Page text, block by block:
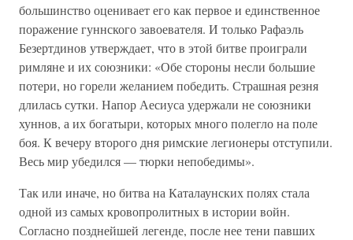
большинство оценивает его как первое и единственное
поражение гуннского завоевателя. И только Рафаэль
Безертдинов утверждает, что в этой битве проиграли
римляне и их союзники: «Обе стороны несли большие
потери, но горели желанием победить. Страшная резня
длилась сутки. Напор Аесиуса удержали не союзники
хуннов, а их богатыри, которых много полегло на поле
боя. К вечеру второго дня римские легионеры отступили.
Весь мир убедился — тюрки непобедимы».
Так или иначе, но битва на Каталаунских полях стала
одной из самых кровопролитных в истории войн.
Согласно позднейшей легенде, после нее тени павших